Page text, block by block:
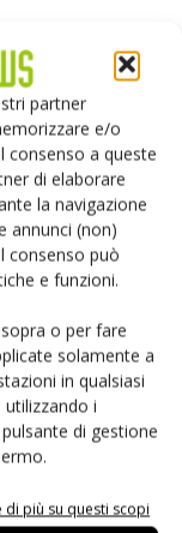
partner
e/o
consenso a queste
di elaborare
la navigazione
annunci (non)
consenso può
e funzioni.
o per fare
solamente a
in qualsiasi
i
di gestione
di più su questi scopi
browser per i